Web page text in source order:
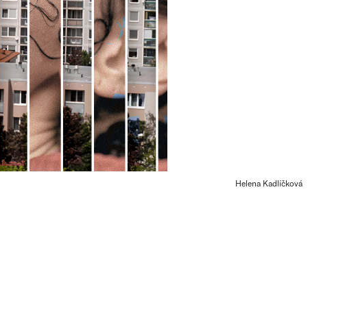
Helena Kadlíčková